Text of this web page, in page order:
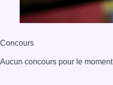
Concours
Aucun concours pour le moment